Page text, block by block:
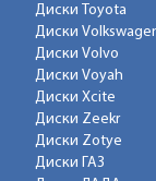
Диски Toyota
Диски
Диски Volvo
Диски Voyah
Диски Xcite
Диски Zeekr
Диски Zotye
Диски ГАЗ